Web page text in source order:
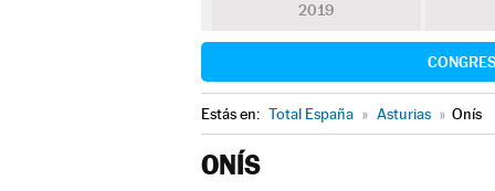
2019
Estás en: Total España » Asturias » Onís
ONÍS